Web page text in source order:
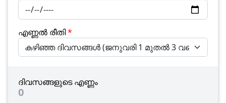
എണ്ണൽ രീതി*
ദിവസങ്ങളുടെ എണ്ണം
0